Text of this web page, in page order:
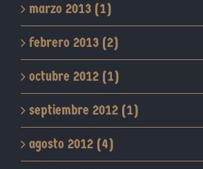
marzo 2013 (1)
febrero 2013 (2)
octubre 2012 (1)
septiembre 2012 (1)
agosto 2012 (4)